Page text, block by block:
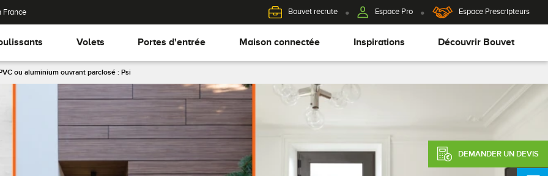
France Bouvet recrute Espace Pro Espace Prescripteurs
Volets Portes d'entrée Maison connectée Inspirations Découvrir Bouvet
DEMANDER UN DEVIS
ou aluminium ouvrant parclosé : Psi